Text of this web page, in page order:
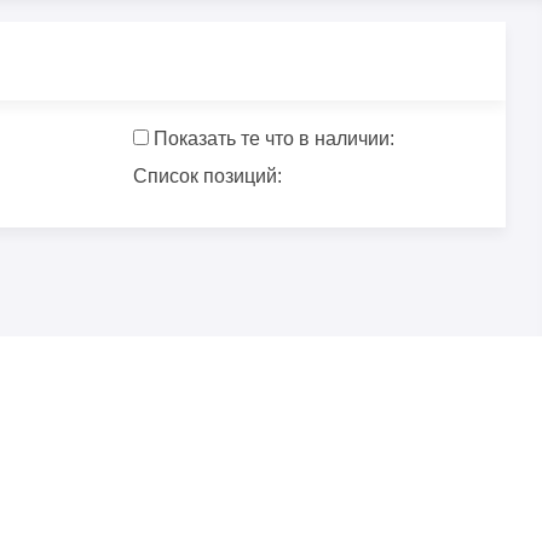
Показать те что в наличии:
Список позиций: